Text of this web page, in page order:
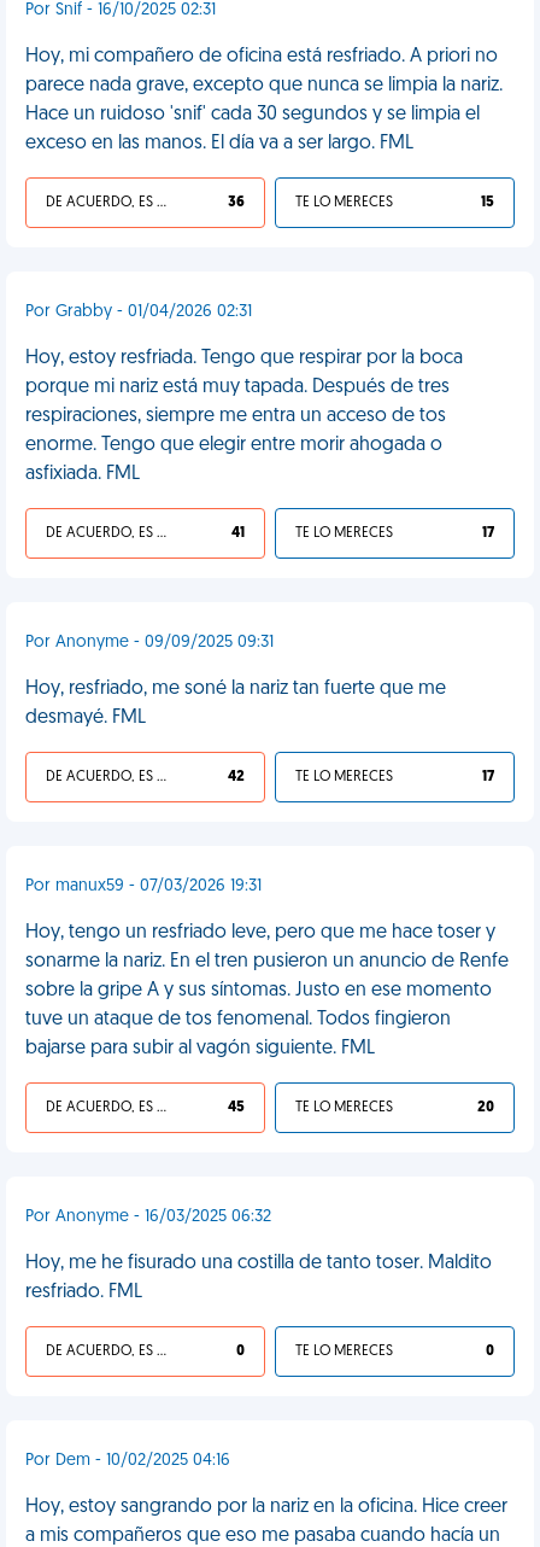
Por Snif - 16/10/2025 02:31
Hoy, mi compañero de oficina está resfriado. A priori no
parece nada grave, excepto que nunca se limpia la nariz.
Hace un ruidoso 'snif' cada 30 segundos y se limpia el
exceso en las manos. El día va a ser largo. FML
DE ACUERDO, ES UNA VIDA HP 36 TE LO MERECES 15
Por Grabby - 01/04/2026 02:31
Hoy, estoy resfriada. Tengo que respirar por la boca
porque mi nariz está muy tapada. Después de tres
respiraciones, siempre me entra un acceso de tos
enorme. Tengo que elegir entre morir ahogada o
asfixiada. FML
DE ACUERDO, ES UNA VIDA HP 41 TE LO MERECES 17
Por Anonyme - 09/09/2025 09:31
Hoy, resfriado, me soné la nariz tan fuerte que me
desmayé. FML
DE ACUERDO, ES UNA VIDA HP 42 TE LO MERECES 17
Por manux59 - 07/03/2026 19:31
Hoy, tengo un resfriado leve, pero que me hace toser y
sonarme la nariz. En el tren pusieron un anuncio de Renfe
sobre la gripe A y sus síntomas. Justo en ese momento
tuve un ataque de tos fenomenal. Todos fingieron
bajarse para subir al vagón siguiente. FML
DE ACUERDO, ES UNA VIDA HP 45 TE LO MERECES 20
Por Anonyme - 16/03/2025 06:32
Hoy, me he fisurado una costilla de tanto toser. Maldito
resfriado. FML
DE ACUERDO, ES UNA VIDA HP 0 TE LO MERECES 0
Por Dem - 10/02/2025 04:16
Hoy, estoy sangrando por la nariz en la oficina. Hice creer
a mis compañeros que eso me pasaba cuando hacía un